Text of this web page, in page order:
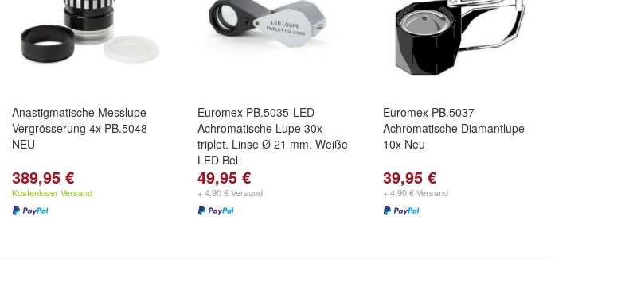
Anastigmatische Messlupe
Vergrösserung 4x PB.5048
NEU
389,95 €
Kostenloser Versand
Euromex PB.5035-LED
Achromatische Lupe 30x
triplet. Linse Ø 21 mm. Weiße
LED Bel
49,95 €
+ 4,90 € Versand
Euromex PB.5037
Achromatische Diamantlupe
10x Neu
39,95 €
+ 4,90 € Versand